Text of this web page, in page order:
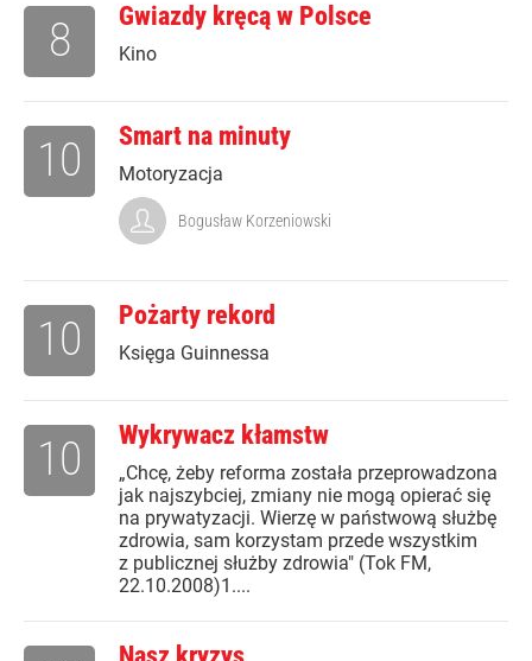
Gwiazdy kręcą w Polsce
Kino
8
Smart na minuty
Motoryzacja
10
Bogusław Korzeniowski
Pożarty rekord
Księga Guinnessa
10
Wykrywacz kłamstw
„Chcę, żeby reforma została przeprowadzona
jak najszybciej, zmiany nie mogą opierać się
na prywatyzacji. Wierzę w państwową służbę
zdrowia, sam korzystam przede wszystkim
z publicznej służby zdrowia" (Tok FM,
22.10.2008)1....
10